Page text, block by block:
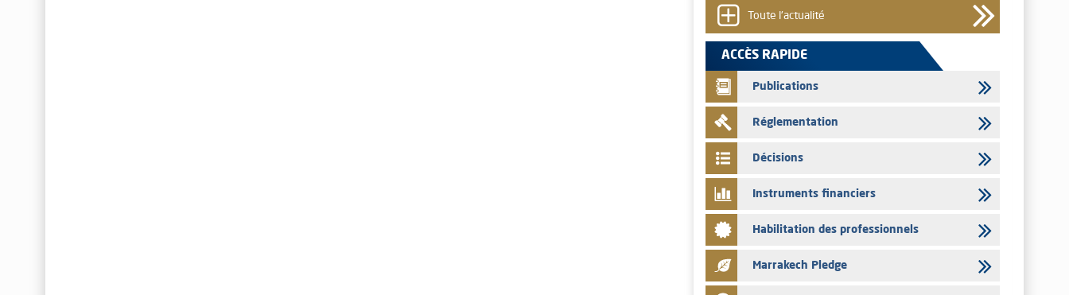
relatif au programme d'émission de certificats de dépôt
05/08/2026
L’AMMC met sur son site internet les publications réalisées
par les émetteurs en date du 5 août 2026
04/08/2026
L’AMMC met sur son site internet les publications réalisées
par les émetteurs en date du 4 août 2026
03/08/2026
relatif au programme d'émission de certificats de dépôt
03/08/2026
L’AMMC met sur son site internet les publications réalisées
par les émetteurs en date du 3 août 2026
03/08/2026
Toute l'actualité
ACCÈS RAPIDE
Publications
Réglementation
Décisions
Instruments financiers
Habilitation des professionnels
Marrakech Pledge